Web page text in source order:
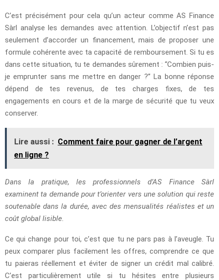
C’est précisément pour cela qu’un acteur comme AS Finance
Sàrl analyse les demandes avec attention. L’objectif n’est pas
seulement d’accorder un financement, mais de proposer une
formule cohérente avec ta capacité de remboursement. Si tu es
dans cette situation, tu te demandes sûrement : “Combien puis-
je emprunter sans me mettre en danger ?” La bonne réponse
dépend de tes revenus, de tes charges fixes, de tes
engagements en cours et de la marge de sécurité que tu veux
conserver.
Lire aussi : Comment faire pour gagner de l’argent
en ligne ?
Dans la pratique, les professionnels d’AS Finance Sàrl
examinent ta demande pour t’orienter vers une solution qui reste
soutenable dans la durée, avec des mensualités réalistes et un
coût global lisible.
Ce qui change pour toi, c’est que tu ne pars pas à l’aveugle. Tu
peux comparer plus facilement les offres, comprendre ce que
tu paieras réellement et éviter de signer un crédit mal calibré.
C’est particulièrement utile si tu hésites entre plusieurs